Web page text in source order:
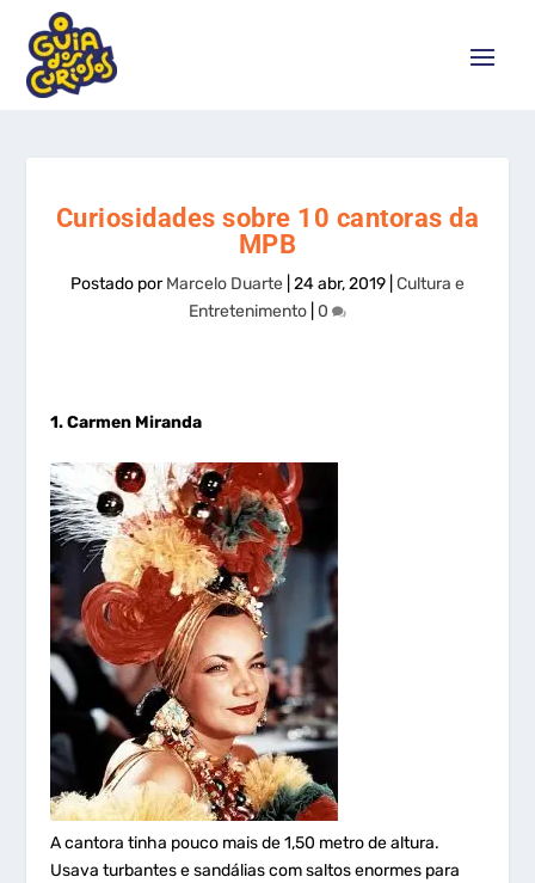
Curiosidades sobre 10 cantoras da
MPB
Postado porMarcelo Duarte 24 abr, 2019 Cultura e
Entretenimento 0
1. Carmen Miranda
A cantora tinha pouco mais de 1,50 metro de altura.
Usava turbantes e sandálias com saltos enormes para